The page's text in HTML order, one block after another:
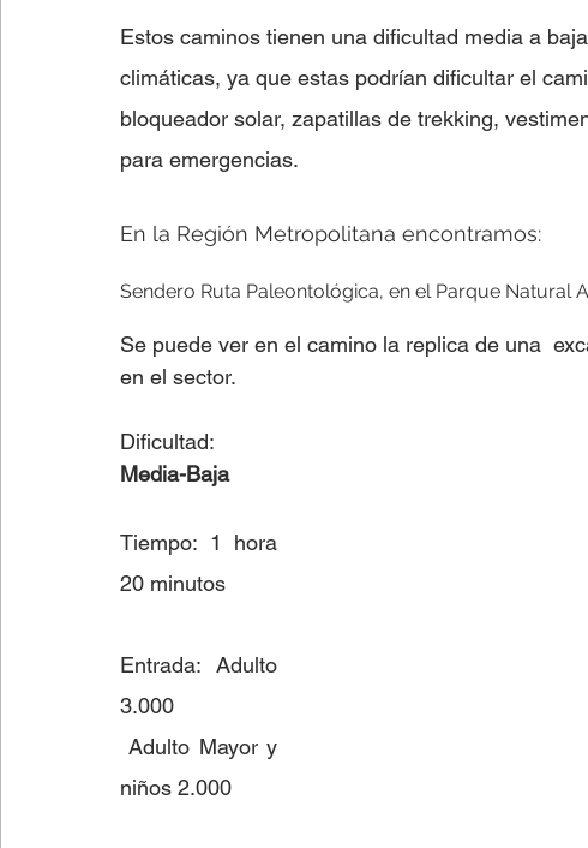
Estos caminos tienen una dificultad media a
climáticas, ya que estas podrían dificultar el
bloqueador solar, zapatillas de trekking,
para emergencias.
En la Región Metropolitana encontramos:
Sendero Ruta Paleontológica, en el Parque Natural
Se puede ver en el camino la replica de una
en el sector.
Media-Baja
Tiempo: 1 hora
20 minutos
Entrada: Adulto
3.000
Adulto Mayor y
niños 2.000